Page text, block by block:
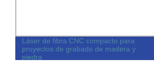
Láser de fibra CNC compacto para
proyectos de grabado de madera y
piedra